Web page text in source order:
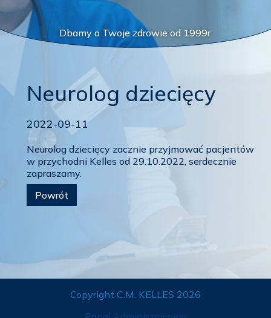
Dbamy o Twoje zdrowie od 1999r.
Neurolog dziecięcy
2022-09-11
Neurolog dziecięcy zacznie przyjmować pacjentów
w przychodni Kelles od 29.10.2022, serdecznie
zapraszamy.
Powrót
Copyright C.M. KELLES 2026